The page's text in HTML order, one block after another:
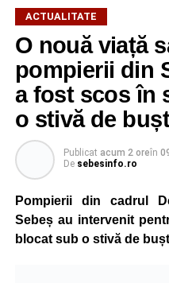
ACTUALITATE
O nouă viață
pompierii din
a fost scos în
o stivă de
Publicat acum 2 oreîn
De sebesinfo.ro
Pompierii din cadrul
Sebeș au intervenit
blocat sub o stivă de